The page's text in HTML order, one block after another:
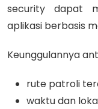
security dapat
aplikasi berbasis
Keunggulannya
rute patroli
waktu dan